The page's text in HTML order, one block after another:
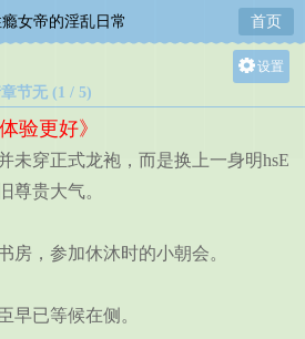
女帝的淫乱日常 首页
设置
中
节无 (1 / 5)
验更好》
穿正式龙袍，而是换上一身明hsE
尊贵大气。
，参加休沐时的小朝会。
已等候在侧。